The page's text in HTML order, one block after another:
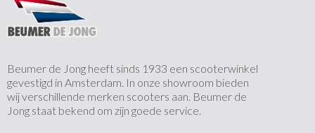
Beumer de Jong heeft sinds 1933 een scooterwinkel
gevestigd in Amsterdam. In onze showroom bieden
wij verschillende merken scooters aan. Beumer de
Jong staat bekend om zijn goede service.